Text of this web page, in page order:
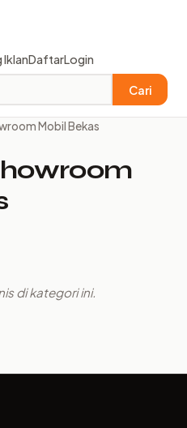
IklanDaftarLogin
Cari
Mobil Bekas
di kategori ini.